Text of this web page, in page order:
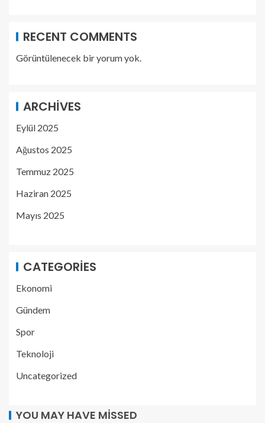
RECENT COMMENTS
Görüntülenecek bir yorum yok.
ARCHIVES
Eylül 2025
Ağustos 2025
Temmuz 2025
Haziran 2025
Mayıs 2025
CATEGORIES
Ekonomi
Gündem
Spor
Teknoloji
Uncategorized
YOU MAY HAVE MISSED